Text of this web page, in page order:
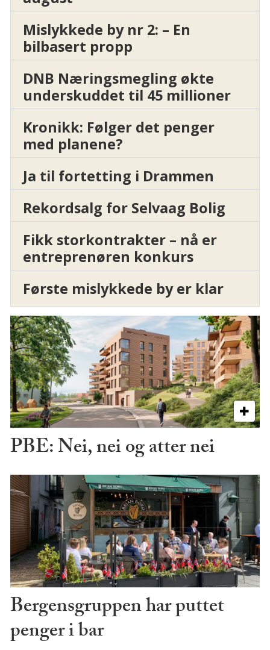
Mislykkede by nr 2: – En
bilbasert propp
DNB Næringsmegling økte
underskuddet til 45 millioner
Kronikk: Følger det penger
med planene?
Ja til fortetting i Drammen
Rekordsalg for Selvaag Bolig
Fikk storkontrakter – nå er
entreprenøren konkurs
Første mislykkede by er klar
PBE: Nei, nei og atter nei
Bergensgruppen har puttet
penger i bar